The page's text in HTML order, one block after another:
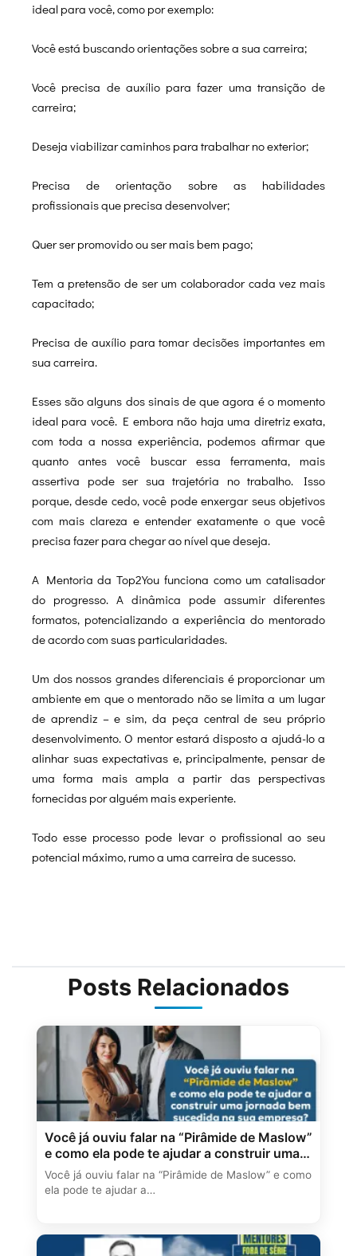
ideal para você, como por exemplo:
Você está buscando orientações sobre a sua carreira;
Você precisa de auxílio para fazer uma transição de
carreira;
Deseja viabilizar caminhos para trabalhar no exterior;
Precisa de orientação sobre as habilidades
profissionais que precisa desenvolver;
Quer ser promovido ou ser mais bem pago;
Tem a pretensão de ser um colaborador cada vez mais
capacitado;
Precisa de auxílio para tomar decisões importantes em
sua carreira.
Esses são alguns dos sinais de que agora é o momento
ideal para você. E embora não haja uma diretriz exata,
com toda a nossa experiência, podemos afirmar que
quanto antes você buscar essa ferramenta, mais
assertiva pode ser sua trajetória no trabalho. Isso
porque, desde cedo, você pode enxergar seus objetivos
com mais clareza e entender exatamente o que você
precisa fazer para chegar ao nível que deseja.
A Mentoria da Top2You funciona como um catalisador
do progresso. A dinâmica pode assumir diferentes
formatos, potencializando a experiência do mentorado
de acordo com suas particularidades.
Um dos nossos grandes diferenciais é proporcionar um
ambiente em que o mentorado não se limita a um lugar
de aprendiz – e sim, da peça central de seu próprio
desenvolvimento. O mentor estará disposto a ajudá-lo a
alinhar suas expectativas e, principalmente, pensar de
uma forma mais ampla a partir das perspectivas
fornecidas por alguém mais experiente.
Todo esse processo pode levar o profissional ao seu
potencial máximo, rumo a uma carreira de sucesso.
Posts Relacionados
Você já ouviu falar na “Pirâmide de Maslow”
e como ela pode te ajudar a construir uma
jornada bem sucedida na sua empresa?
Você já ouviu falar na “Pirâmide de Maslow” e como
ela pode te ajudar a…